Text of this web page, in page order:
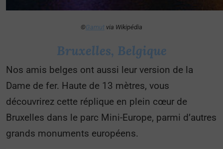
©Gamut via Wikipédia
Bruxelles, Belgique
Nos amis belges ont aussi leur version de la
Dame de fer. Haute de 13 mètres, vous
découvrirez cette réplique en plein cœur de
Bruxelles dans le parc Mini-Europe, parmi d’autres
grands monuments européens.